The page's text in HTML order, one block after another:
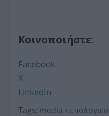
Κοινοποιήστε:
Facebook
X
LinkedIn
Tags: media-τυπολογιεσ